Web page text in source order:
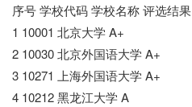
序号 学校代码 学校名称 评选结果
1 10001 北京大学 A+
2 10030 北京外国语大学 A+
3 10271 上海外国语大学 A+
4 10212 黑龙江大学 A